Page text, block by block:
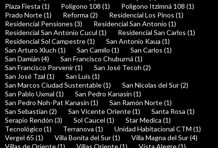
Plaza Fiesta (1)
Polígono 108 (1)
Poligono Itzimná 108 (1)
Prado Norte (1)
Reforma (2)
Residencial Los Pinos (1)
Residencial Pensiones (3)
Residencial San Antonio (1)
Residencial San Antonio Cucul (1)
Residencial San Carlos (1)
Residencial Sol Campestre (1)
San Antonio Kaua (1)
San Arturo Xluch (1)
San Camilo (1)
San Carlos (1)
San Damián (4)
San Francisco Chuburná (1)
San Francisco Porvenir (1)
San José Tecoh (2)
San José Tzal (1)
San Luis (1)
San Marcos Ciudad Sustentable (1)
San Nicolas del Sur (2)
San Pablo Uxmal (1)
San Pedro Kanasin (1)
San Pedro Noh-Pat Kanasín (1)
San Ramón Norte (1)
San Sebastian (2)
San Vicente Oriente (1)
Santa Rosa (1)
Serapio Rendón (3)
Sol Caucel (1)
Star Medica (1)
Tecnológico (1)
Terranova (1)
Unidad Habitacional CTM (1)
Vergel 65 (1)
Villa Bonita del Sur (1)
Villa Magna del Sur (4)